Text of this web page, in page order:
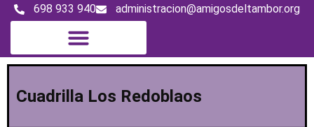
698 933 940 administracion@amigosdeltambor.org
Cuadrilla Los Redoblaos